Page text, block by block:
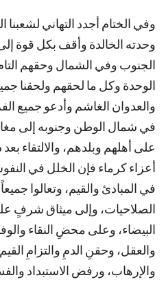
وفي الختام أجدد التهاني لشعبنا
وحدته الخالدة وأقف بكل قوة
الجنوب وفي الشمال وحقهم
الوحدة وكل ما لحقهم ولحقنا
والعدوان الغاشم وأدعو جميع
في شمال الوطن وجنوبه إلى
على أهلهم وبلدهم، والالتقاء
أعزاء كرماء فإن الخلل في
في المبادئ والقيم، وتعالوا
الصلاحيات، وإلى ميثاق شرفٍ
البيضاء، وعلى محضِ النقاء
والعقل، وحقنِ الدمِ والتزامِ
والإرهاب، ورفض الاستبداد